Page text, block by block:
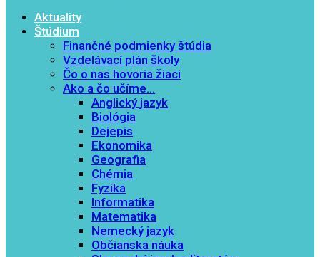
Aktuality
Štúdium
Finančné podmienky štúdia
Vzdelávací plán školy
Čo o nas hovoria žiaci
Ako a čo učíme…
Anglický jazyk
Biológia
Dejepis
Ekonomika
Geografia
Chémia
Fyzika
Informatika
Matematika
Nemecký jazyk
Občianska náuka